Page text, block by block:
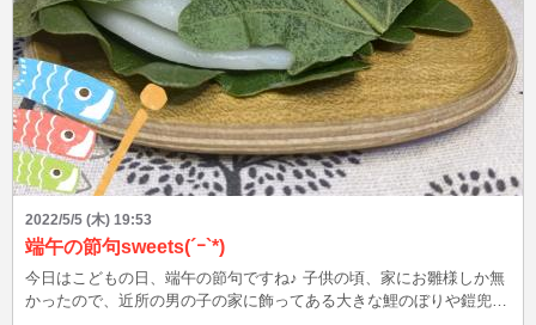
2022/5/5 (木) 19:53
端午の節句sweets(´ｰ`*)
今日はこどもの日、端午の節句ですね♪ 子供の頃、家にお雛様しか無
かったので、近所の男の子の家に飾ってある大きな鯉のぼりや鎧兜を